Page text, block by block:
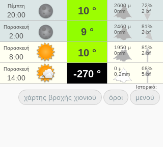
Πέμπτη
20:00 10 °
2600 μ
0mm
72%
2 bf
Παρασκευή
2:00 9 °
2460 μ
0mm
81%
2 bf
Παρασκευή
8:00 10 °
1950 μ
0mm
85%
2 bf
Παρασκευή
14:00 -270 °
0 μ
0.2mm
68%
5 bf
Ιστορικό:
χάρτης βροχής χιονιού όροι μενού